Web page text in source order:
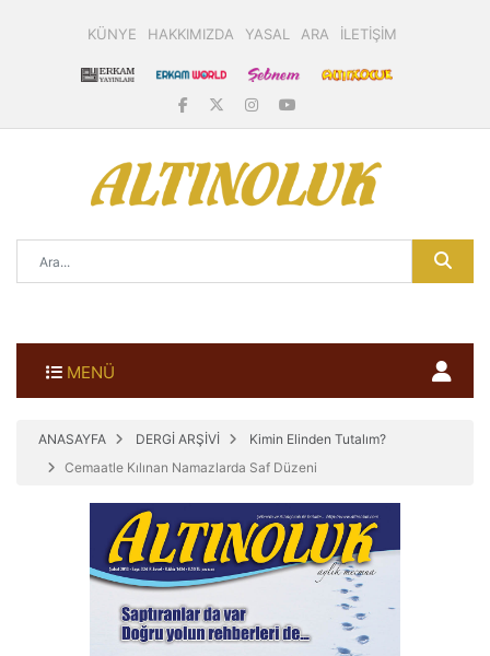
KÜNYE HAKKIMIZDA YASAL ARA İLETİŞİM
MENÜ
ANASAYFA DERGİ ARŞİVİ
Kimin Elinden Tutalım?
Cemaatle Kılınan Namazlarda Saf Düzeni